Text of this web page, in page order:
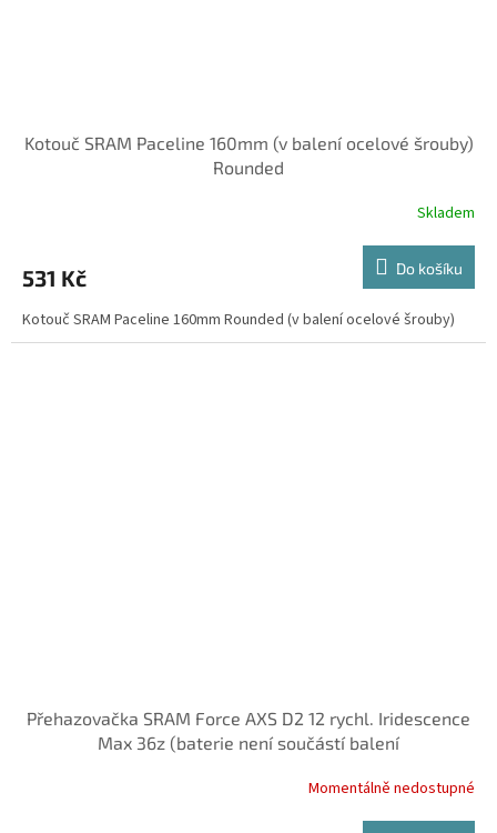
Kotouč SRAM Paceline 160mm (v balení ocelové šrouby)
Rounded
Skladem
531 Kč Do košíku
Kotouč SRAM Paceline 160mm Rounded (v balení ocelové šrouby)
Přehazovačka SRAM Force AXS D2 12 rychl. Iridescence
Max 36z (baterie není součástí balení
Momentálně nedostupné